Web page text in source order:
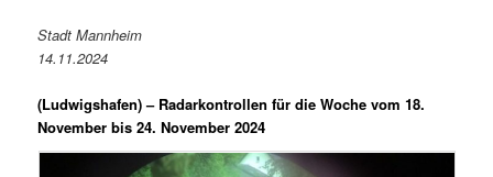
Stadt Mannheim
14.11.2024
(Ludwigshafen) – Radarkontrollen für die Woche vom 18.
November bis 24. November 2024